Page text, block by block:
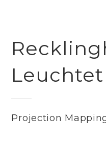
Leuchtet
Projection